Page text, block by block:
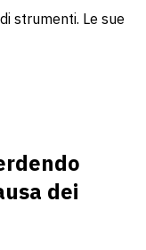
strumenti. Le sue
dei